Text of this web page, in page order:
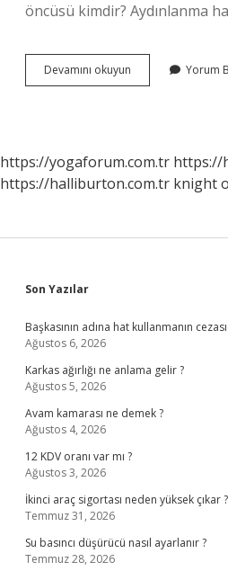
öncüsü kimdir? Aydınlanma
Devamını okuyun Aydınlanma
Felsefesinin
Yorum
https://yogaforum.com.tr https://
https://halliburton.com.tr knight
Sidebar
Son Yazılar
Başkasının adına hat kullanmanın
Ağustos 6, 2026
Karkas ağırlığı ne anlama gelir ?
Ağustos 5, 2026
Avam kamarası ne demek ?
Ağustos 4, 2026
12 KDV oranı var mı ?
Ağustos 3, 2026
İkinci araç sigortası neden yüksek çıkar ?
Temmuz 31, 2026
Su basıncı düşürücü nasıl ayarlanır ?
Temmuz 28, 2026